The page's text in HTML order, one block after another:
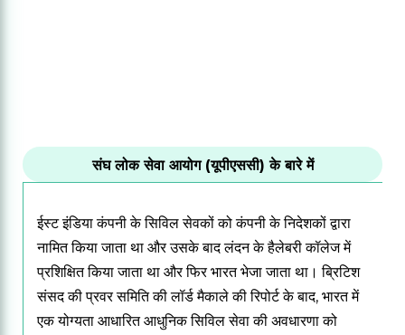
संघ लोक सेवा आयोग (यूपीएससी) के बारे में
ईस्ट इंडिया कंपनी के सिविल सेवकों को कंपनी के निदेशकों द्वारा
नामित किया जाता था और उसके बाद लंदन के हैलेबरी कॉलेज में
प्रशिक्षित किया जाता था और फिर भारत भेजा जाता था।ब्रिटिश
संसद की प्रवर समिति की लॉर्ड मैकाले की रिपोर्ट के बाद, भारत में
एक योग्यता आधारित आधुनिक सिविल सेवा की अवधारणा को